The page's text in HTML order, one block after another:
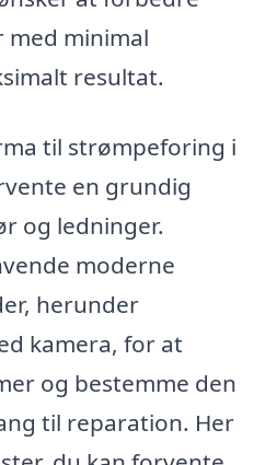
med minimal
resultat.
til strømpeforing i
en grundig
og ledninger.
moderne
herunder
kamera, for at
og bestemme den
til reparation. Her